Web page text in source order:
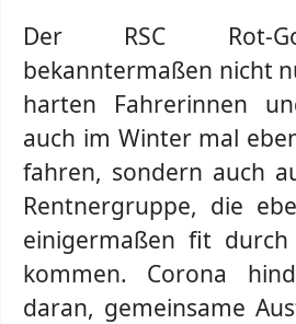
Der RSC Rot-
bekanntermaßen nicht
harten Fahrerinnen
auch im Winter mal
fahren, sondern auch
Rentnergruppe, die
einigermaßen fit
kommen. Corona
daran, gemeinsame